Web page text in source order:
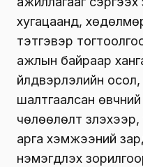
хугацаанд,
тэтгэвэр
ажлын байраар
үйлдвэрлэлийн
шалтгаалсан
чөлөөлөлт
арга хэмжээний
нэмэгдүүлэх